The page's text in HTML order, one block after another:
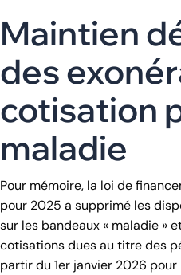
Maintien
des
cotisation
maladie
Pour mémoire, la loi de
pour 2025 a supprimé les
sur les bandeaux « maladie »
cotisations dues au titre des
partir du 1er janvier 2026 pour